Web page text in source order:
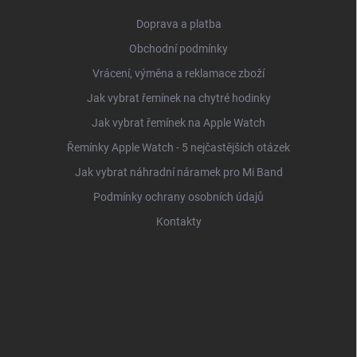
Doprava a platba
Obchodní podmínky
Vrácení, výměna a reklamace zboží
Jak vybrat řemínek na chytré hodinky
Jak vybrat řemínek na Apple Watch
Řemínky Apple Watch - 5 nejčastějších otázek
Jak vybrat náhradní náramek pro Mi Band
Podmínky ochrany osobních údajů
Kontakty